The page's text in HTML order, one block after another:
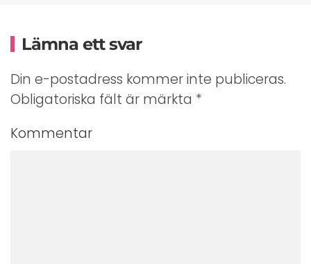
Lämna ett svar
Din e-postadress kommer inte publiceras.
Obligatoriska fält är märkta *
Kommentar